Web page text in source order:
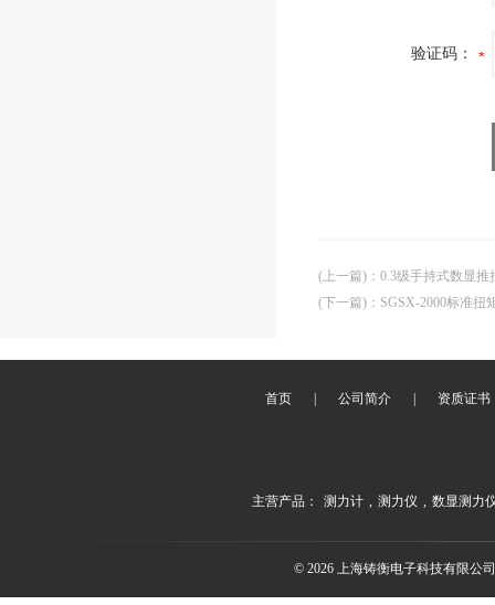
验证码：
(上一篇) ： 0.3级手持式数显推
(下一篇) ： SGSX-2000标准扭
首页 公司简介 资质证书
主营产品： 测力计 , 测力仪 , 数显测力
© 2026 上海铸衡电子科技有限公